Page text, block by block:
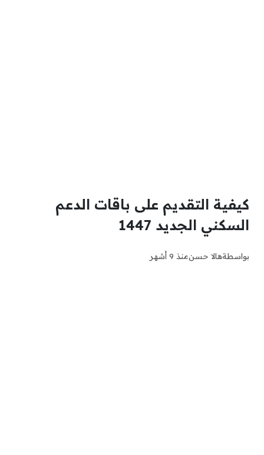
كيفية التقديم على باقات الدعم
السكني الجديد 1447
بواسطةهالا حسنمنذ 9 أشهر